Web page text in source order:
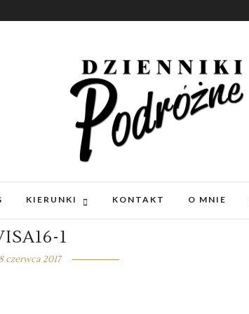
KIERUNKI KONTAKT O MNIE
1
czerwca 2017